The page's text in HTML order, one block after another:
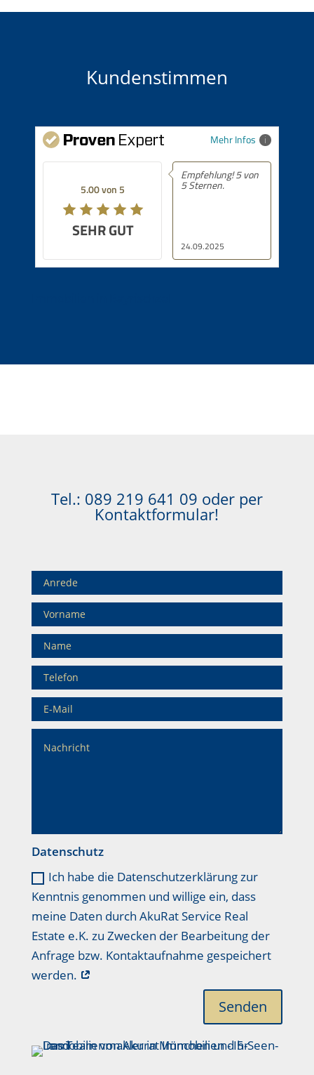
Kundenstimmen
Mehr Infos
5.00 von 5
SEHR GUT
24.09.2025
Empfehlung! 5 von
5 Sternen.
Tel.: 089 219 641 09 oder per
Kontaktformular!
Datenschutz
Ich habe die Datenschutzerklärung zur
Kenntnis genommen und willige ein, dass
meine Daten durch AkuRat Service Real
Estate e.K. zu Zwecken der Bearbeitung der
Anfrage bzw. Kontaktaufnahme gespeichert
werden.
Senden